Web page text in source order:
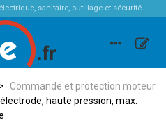
sanitaire, outillage et sécurité
>
Commande et protection moteur
haute pression, max.